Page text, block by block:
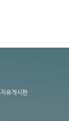
자유게시판